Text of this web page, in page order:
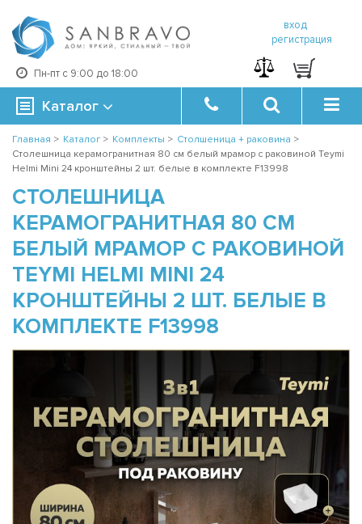
Пн-пт с 9:00 до 18:00
вход
регистрация
Каталог
Главная > Каталог > Комплекты > Столшеница + раковина >
Столешница керамогранитная 80 см белый мрамор с раковиной Teymi
Helmi Mini 24 кронштейны 2 шт. белые в комплекте F13998
СТОЛЕШНИЦА
КЕРАМОГРАНИТНАЯ 80 СМ
БЕЛЫЙ МРАМОР С РАКОВИНОЙ
TEYMI HELMI MINI 24
КРОНШТЕЙНЫ 2 ШТ. БЕЛЫЕ В
КОМПЛЕКТЕ F13998